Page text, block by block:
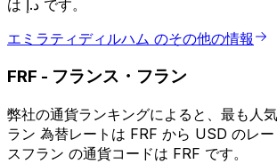
は د.إ です。
エミラティディルハム のその他の情報
FRF - フランス・フラン
弊社の通貨ランキングによると、最も人
ラン 為替レートは FRF から USD のレ
スフラン の通貨コードは FRF です。